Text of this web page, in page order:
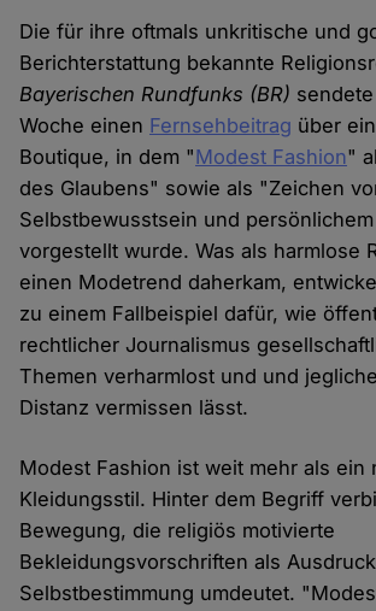
Die für ihre oftmals unkritische und
Berichterstattung bekannte
Bayerischen Rundfunks (BR)
Woche einen Fernsehbeitrag über
Boutique, in dem "Modest Fashion"
des Glaubens" sowie als "Zeichen
Selbstbewusstsein und
vorgestellt wurde. Was als harmlose
einen Modetrend daherkam,
zu einem Fallbeispiel dafür, wie
rechtlicher Journalismus
Themen verharmlost und und
Distanz vermissen lässt.
Modest Fashion ist weit mehr als ein
Kleidungsstil. Hinter dem Begriff
Bewegung, die religiös motivierte
Bekleidungsvorschriften als
Selbstbestimmung umdeutet.